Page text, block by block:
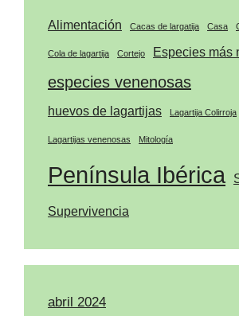
Alimentación Cacas de largatija Casa
Cola de lagartija Cortejo Especies más
especies venenosas
huevos de lagartijas Lagartija Colirroja
Lagartijas venenosas Mitología
Península Ibérica
Supervivencia
abril 2024